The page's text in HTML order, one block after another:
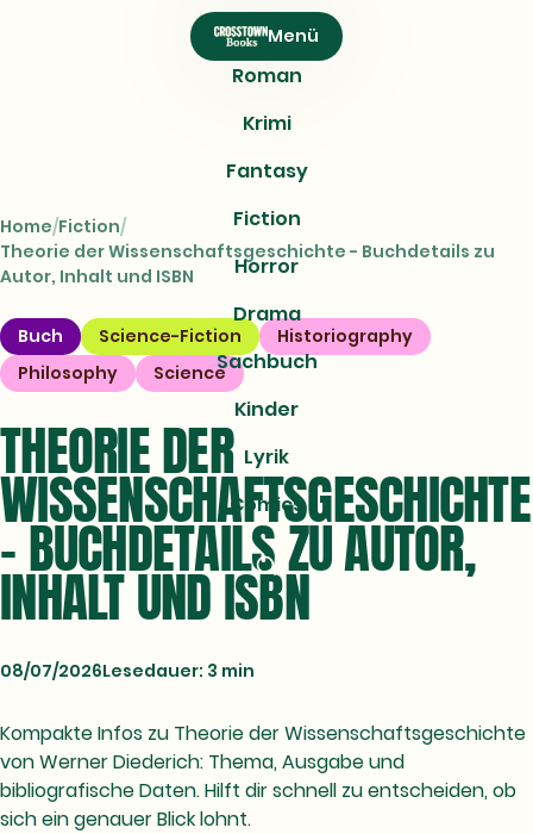
Menü
Roman
Krimi
Fantasy
Fiction
Horror
Drama
Sachbuch
Kinder
Lyrik
Comics
Home Fiction
Theorie der Wissenschaftsgeschichte - Buchdetails zu
Autor, Inhalt und ISBN
Buch Science-Fiction
Historiography
Philosophy
Science
THEORIE DER
WISSENSCHAFTSGESCHICHTE
- BUCHDETAILS ZU AUTOR,
INHALT UND ISBN
08/07/2026Lesedauer: 3 min
Kompakte Infos zu Theorie der Wissenschaftsgeschichte
von Werner Diederich: Thema, Ausgabe und
bibliografische Daten. Hilft dir schnell zu entscheiden, ob
sich ein genauer Blick lohnt.